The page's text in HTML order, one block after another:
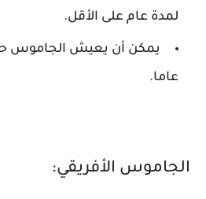
لمدة عام على الأقل.
عاما.
الجاموس الأفريقي: